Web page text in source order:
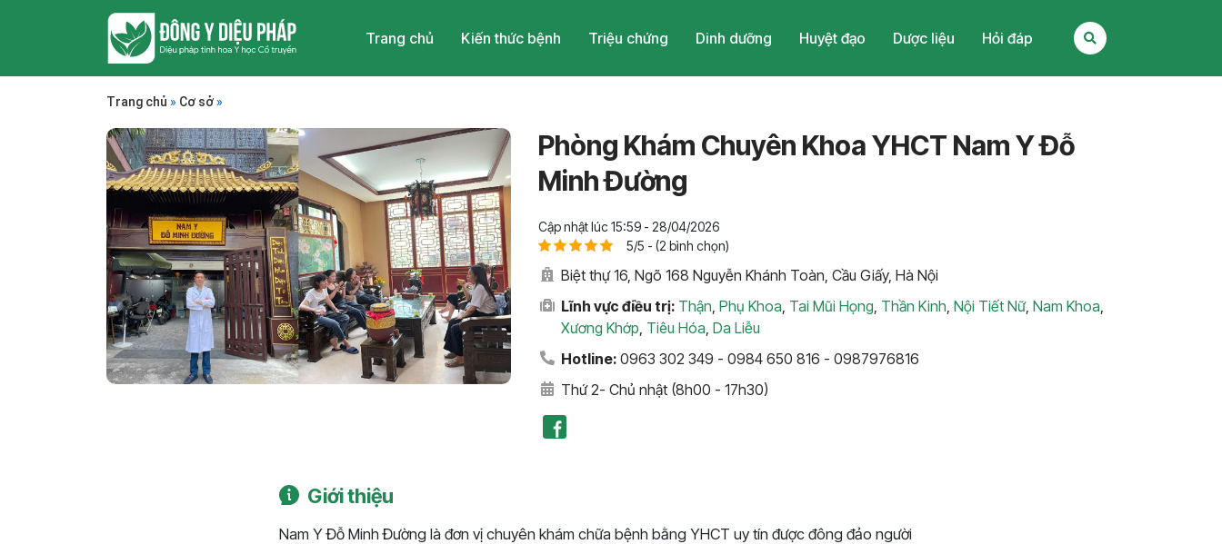
Trang chủ Kiến thức bệnh Triệu chứng Dinh dưỡng Huyệt đạo Dược liệu Hỏi đáp
Trang chủ » Cơ sở »
Phòng Khám Chuyên Khoa YHCT Nam Y Đỗ
Minh Đường
Cập nhật lúc 15:59 - 28/04/2026
5/5 - (2 bình chọn)
Biệt thự 16, Ngõ 168 Nguyễn Khánh Toàn, Cầu Giấy, Hà Nội
Lĩnh vực điều trị: Thận Phụ Khoa Tai Mũi Họng Thần Kinh Nội Tiết Nữ, Nam Khoa
Xương Khớp Tiêu Hóa Da Liễu
Hotline: 0963 302 349 - 0984 650 816 - 0987976816
Thứ 2- Chủ nhật (8h00 - 17h30)
Giới thiệu
Nam Y Đỗ Minh Đường là đơn vị chuyên khám chữa bệnh bằng YHCT uy tín được đông đảo người